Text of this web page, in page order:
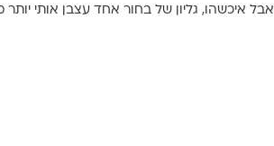
איכשהו, גליון של בחור אחדעצבן אותייותר